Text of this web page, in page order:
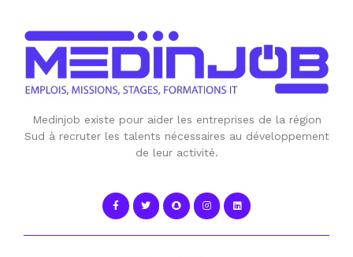
Medinjob existe pour aider les entreprises de la région
Sud à recruter les talents nécessaires au développement
de leur activité.